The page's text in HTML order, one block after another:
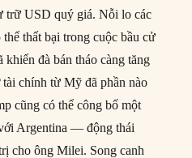
trữ USD quý giá. Nỗi lo các
thất bại trong cuộc bầu cử
đà bán tháo càng tăng
chính từ Mỹ đã phần nào
cũng có thể công bố một
Argentina — động thái
cho ông Milei. Song canh